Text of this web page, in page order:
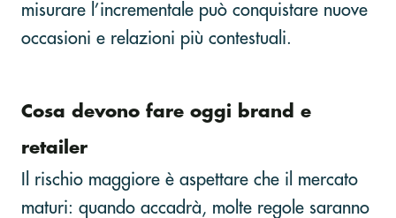
misurare l’incrementale può conquistare nuove
occasioni e relazioni più contestuali.
Cosa devono fare oggi brand e
retailer
Il rischio maggiore è aspettare che il mercato
maturi: quando accadrà, molte regole saranno